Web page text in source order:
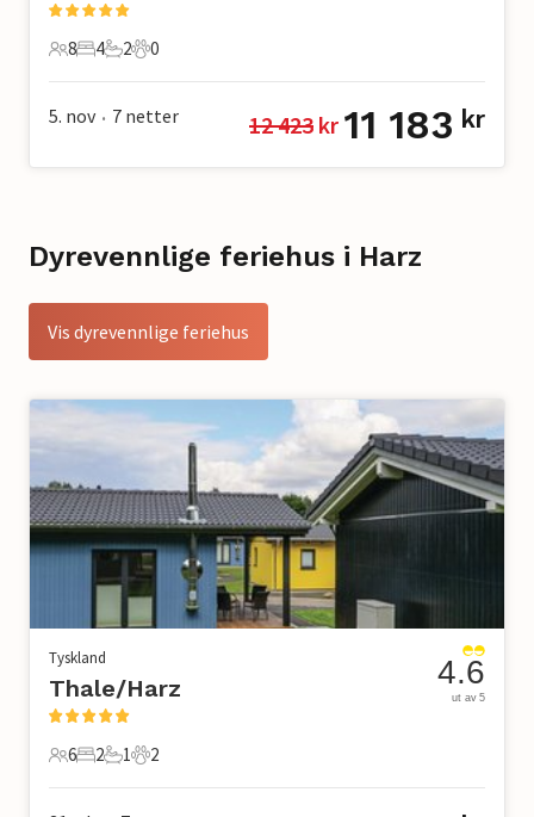
8 Gjester
8
4 Soverom
4
2 Bad
2
0 Kjæledyr
0
5. nov • 7 netter 12 423 kr 11 183 kr
Dyrevennlige feriehus i Harz
Vis dyrevennlige feriehus
Tyskland
Thale/Harz
6 Gjester
6
2 Soverom
2
1 Bad
1
2 Kjæledyr
2
4.6
ut av 5